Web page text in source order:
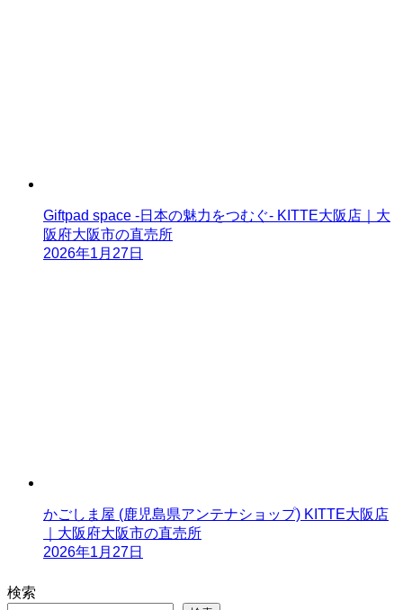
Giftpad space -日本の魅力をつむぐ- KITTE大阪店｜大
阪府大阪市の直売所
2026年1月27日
かごしま屋 (鹿児島県アンテナショップ) KITTE大阪店
｜大阪府大阪市の直売所
2026年1月27日
検索